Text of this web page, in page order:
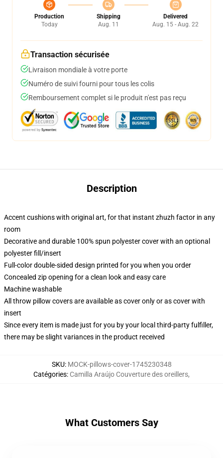
Production
Today
Shipping
Aug. 11
Delivered
Aug. 15 - Aug. 22
Transaction sécurisée
Livraison mondiale à votre porte
Numéro de suivi fourni pour tous les colis
Remboursement complet si le produit n'est pas reçu
Description
Accent cushions with original art, for that instant zhuzh factor in any
room
Decorative and durable 100% spun polyester cover with an optional
polyester fill/insert
Full-color double-sided design printed for you when you order
Concealed zip opening for a clean look and easy care
Machine washable
All throw pillow covers are available as cover only or as cover with
insert
Since every item is made just for you by your local third-party fulfiller,
there may be slight variances in the product received
SKU: MOCK-pillows-cover-1745230348
Catégories: Camilla Araújo Couverture des oreillers,
What Customers Say